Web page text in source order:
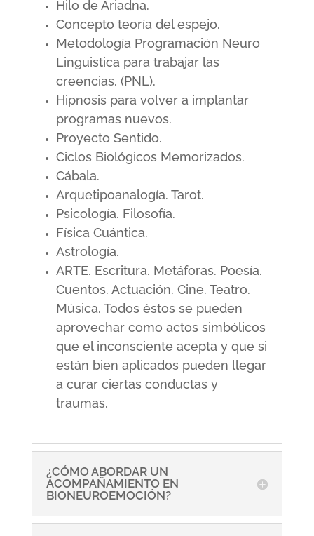
Hilo de Ariadna.
Concepto teoría del espejo.
Metodología Programación Neuro
Linguistica para trabajar las
creencias. (PNL).
Hipnosis para volver a implantar
programas nuevos.
Proyecto Sentido.
Ciclos Biológicos Memorizados.
Cábala.
Arquetipoanalogía. Tarot.
Psicología. Filosofía.
Física Cuántica.
Astrología.
ARTE. Escritura. Metáforas. Poesía.
Cuentos. Actuación. Cine. Teatro.
Música. Todos éstos se pueden
aprovechar como actos simbólicos
que el inconsciente acepta y que si
están bien aplicados pueden llegar
a curar ciertas conductas y
traumas.
¿CÓMO ABORDAR UN
ACOMPAÑAMIENTO EN
BIONEUROEMOCIÓN?